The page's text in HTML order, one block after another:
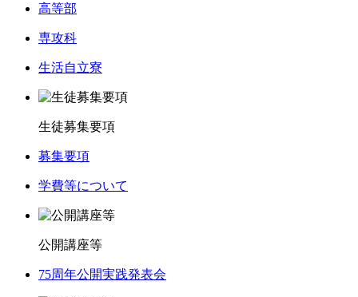
高等部
専攻科
生活自立寮
生徒募集要項
募集要項
学費等について
公開講座等
75周年公開実践発表会